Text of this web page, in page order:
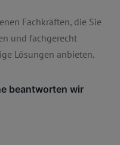
Fachkräften, die Sie
und fachgerecht
Lösungen anbieten.
beantworten wir